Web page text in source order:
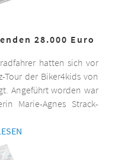
28.000 Euro
hatten sich vor
der Biker4kids von
Angeführt worden war
Marie-Agnes Strack-